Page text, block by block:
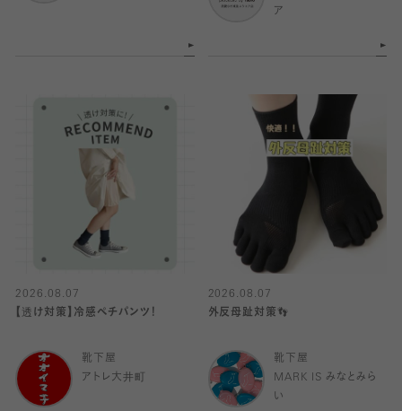
ア
2026.08.07
【透け対策】冷感ペチパンツ！
靴下屋
アトレ大井町
2026.08.07
外反母趾対策👣
靴下屋
MARK IS みなとみら
い